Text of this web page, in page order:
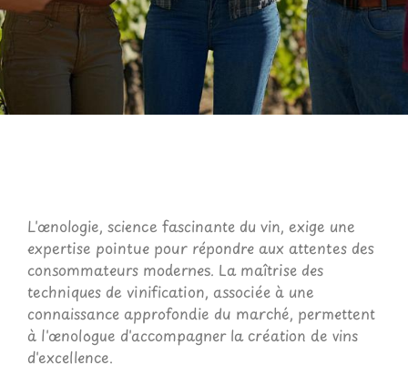
L'œnologie, science fascinante du vin, exige une
expertise pointue pour répondre aux attentes des
consommateurs modernes. La maîtrise des
techniques de vinification, associée à une
connaissance approfondie du marché, permettent
à l'œnologue d'accompagner la création de vins
d'excellence.